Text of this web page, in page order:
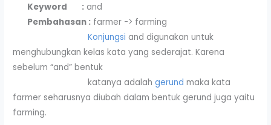
Keyword : and
Pembahasan : farmer -> farming
Konjungsi and digunakan untuk
menghubungkan kelas kata yang sederajat. Karena
sebelum “and” bentuk
katanya adalahgerund maka kata
farmer seharusnya diubah dalam bentuk gerund juga yaitu
farming.